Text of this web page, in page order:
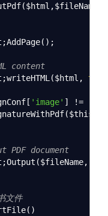
($html ,$fileName
;AddPage( ) ;
content
;writeHTML($html , true
[ 'image' ] !=
($this
PDF document
;Output ($fileName,
文件
( )